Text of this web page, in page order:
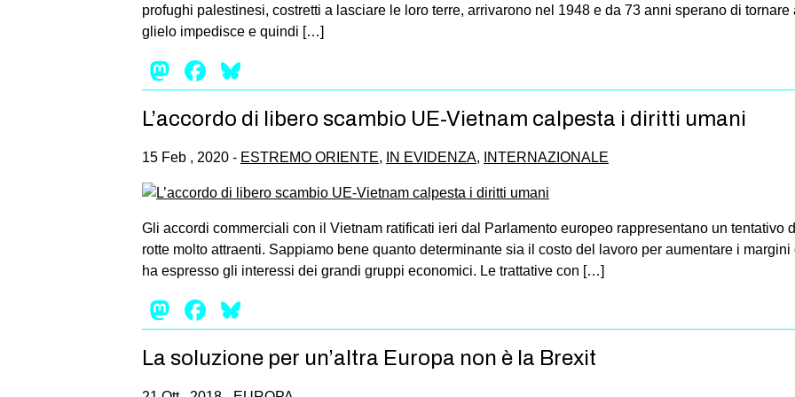
profughi palestinesi, costretti a lasciare le loro terre, arrivarono nel 1948 e da 73 anni sperano di
glielo impedisce e quindi […]
Mastodon
Facebook
L’accordo di libero scambio UE-Vietnam calpesta i diritti umani
15 Feb , 2020 - ESTREMO ORIENTE, IN EVIDENZA, INTERNAZIONALE
Gli accordi commerciali con il Vietnam ratificati ieri dal Parlamento europeo rappresentano un tentativo
rotte molto attraenti. Sappiamo bene quanto determinante sia il costo del lavoro per aumentare i
ha espresso gli interessi dei grandi gruppi economici. Le trattative con […]
Mastodon
Facebook
La soluzione per un’altra Europa non è la Brexit